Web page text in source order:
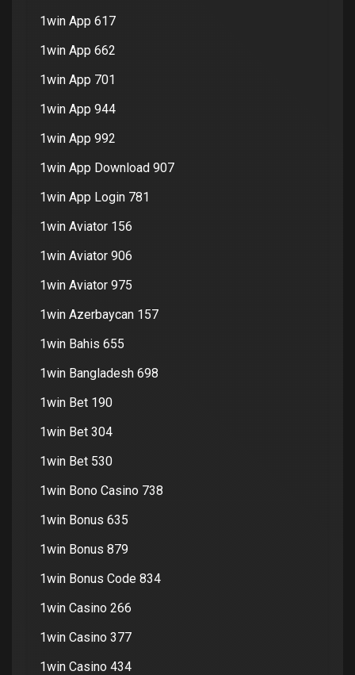
1win App 617
1win App 662
1win App 701
1win App 944
1win App 992
1win App Download 907
1win App Login 781
1win Aviator 156
1win Aviator 906
1win Aviator 975
1win Azerbaycan 157
1win Bahis 655
1win Bangladesh 698
1win Bet 190
1win Bet 304
1win Bet 530
1win Bono Casino 738
1win Bonus 635
1win Bonus 879
1win Bonus Code 834
1win Casino 266
1win Casino 377
1win Casino 434